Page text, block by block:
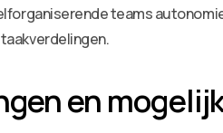
teams
en